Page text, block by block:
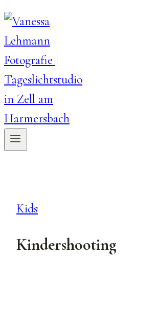
Kids
Kindershooting